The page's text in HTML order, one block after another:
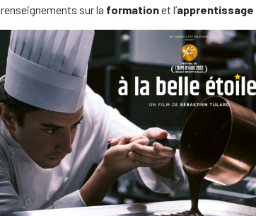
renseignements sur la formationet l’apprentissage